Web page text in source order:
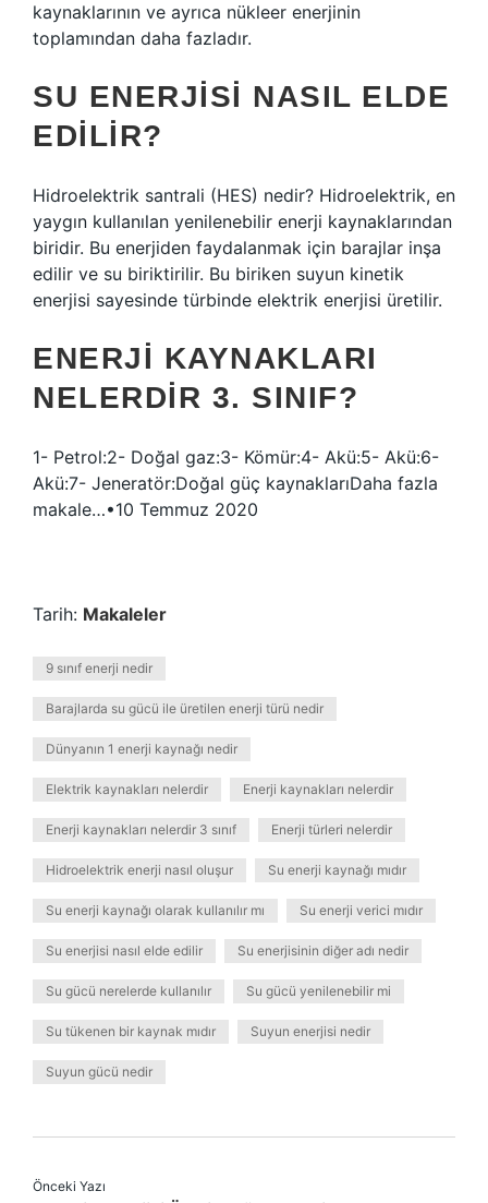
kaynaklarının ve ayrıca nükleer enerjinin
toplamından daha fazladır.
SU ENERJISI NASIL ELDE
EDILIR?
Hidroelektrik santrali (HES) nedir? Hidroelektrik, en
yaygın kullanılan yenilenebilir enerji kaynaklarından
biridir. Bu enerjiden faydalanmak için barajlar inşa
edilir ve su biriktirilir. Bu biriken suyun kinetik
enerjisi sayesinde türbinde elektrik enerjisi üretilir.
ENERJI KAYNAKLARI
NELERDIR 3. SINIF?
1- Petrol:2- Doğal gaz:3- Kömür:4- Akü:5- Akü:6-
Akü:7- Jeneratör:Doğal güç kaynaklarıDaha fazla
makale…•10 Temmuz 2020
Tarih: Makaleler
9 sınıf enerji nedir
Barajlarda su gücü ile üretilen enerji türü nedir
Dünyanın 1 enerji kaynağı nedir
Elektrik kaynakları nelerdir Enerji kaynakları nelerdir
Enerji kaynakları nelerdir 3 sınıf Enerji türleri nelerdir
Hidroelektrik enerji nasıl oluşur Su enerji kaynağı mıdır
Su enerji kaynağı olarak kullanılır mı Su enerji verici mıdır
Su enerjisi nasıl elde edilir Su enerjisinin diğer adı nedir
Su gücü nerelerde kullanılır Su gücü yenilenebilir mi
Su tükenen bir kaynak mıdır Suyun enerjisi nedir
Suyun gücü nedir
Önceki Yazı